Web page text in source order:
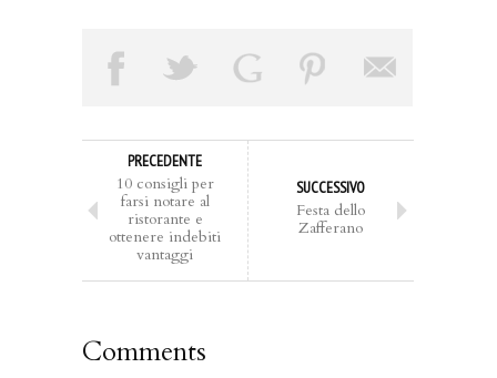
PRECEDENTE
10 consigli per
farsi notare al
ristorante e
ottenere indebiti
vantaggi
SUCCESSIVO
Festa dello
Zafferano
Comments